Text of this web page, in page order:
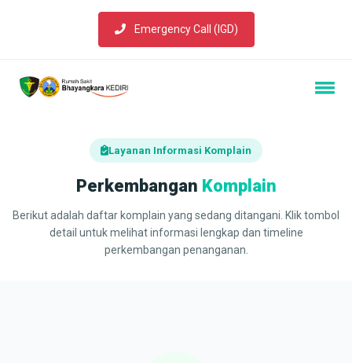
Emergency Call (IGD)
Layanan Informasi Komplain
Perkembangan Komplain
Berikut adalah daftar komplain yang sedang ditangani. Klik tombol
detail untuk melihat informasi lengkap dan timeline
perkembangan penanganan.